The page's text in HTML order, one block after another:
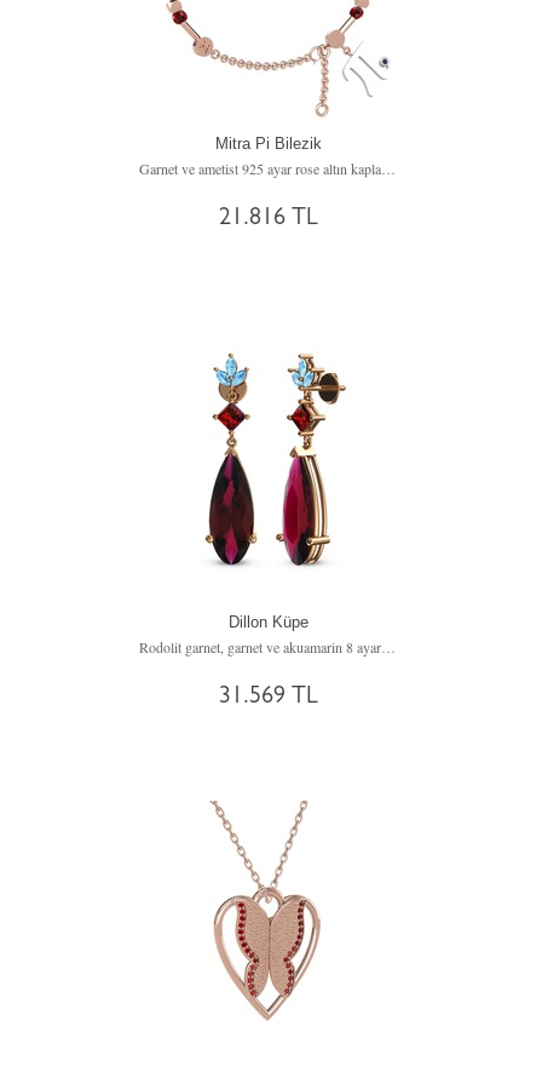
Mitra Pi Bilezik
Garnet ve ametist 925 ayar rose altın kaplama gümüş bilezik
21.816 TL
Dillon Küpe
Rodolit garnet, garnet ve akuamarin 8 ayar rose altın küpe
31.569 TL